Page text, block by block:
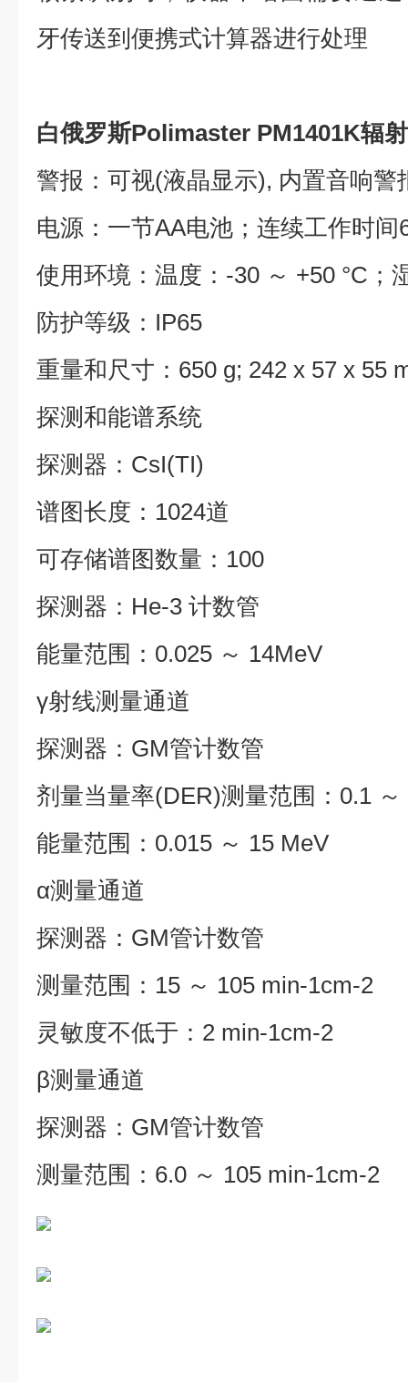
牙传送到便携式计算器进行处理
白俄罗斯Polimaster PM1401K辐
警报：可视(液晶显示), 内置音响警
电源：一节AA电池；连续工作时间
使用环境：温度：-30 ～ +50 °C；
防护等级：IP65
重量和尺寸：650 g; 242 x 57 x 55
探测和能谱系统
探测器：CsI(TI)
谱图长度：1024道
可存储谱图数量：100
探测器：He-3 计数管
能量范围：0.025 ～ 14MeV
γ射线测量通道
探测器：GM管计数管
剂量当量率(DER)测量范围：0.1 ～
能量范围：0.015 ～ 15 MeV
α测量通道
探测器：GM管计数管
测量范围：15 ～ 105 min-1cm-2
灵敏度不低于：2 min-1cm-2
β测量通道
探测器：GM管计数管
测量范围：6.0 ～ 105 min-1cm-2